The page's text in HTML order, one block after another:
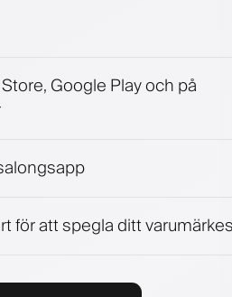
Google Play och på
för att spegla ditt